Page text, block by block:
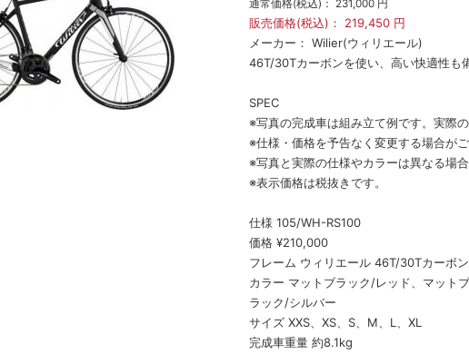
通常価格(税込)： 231,000 円
販売価格(税込)： 219,450 円
メーカー： Wilier(ウィリエール)
46T/30Tカーボンを使い、高い快適性も
SPEC
※写真の完成車は組み立て例です。実際
※仕様・価格を予告なく変更する場合が
※写真と実際の仕様やカラーは異なる場合
※表示価格は税抜きです。
仕様 105/WH-RS100
価格 ¥210,000
フレーム ウィリエール 46T/30Tカーボン
カラー マットブラック/レッド、マット
ラック/シルバー
サイズ XXS、XS、S、M、L、XL
完成車重量 約8.1kg